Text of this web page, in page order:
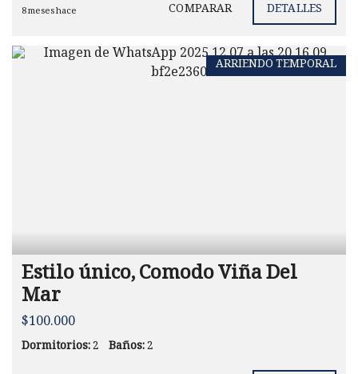
8 meses hace COMPARAR DETALLES
ARRIENDO TEMPORAL
Estilo único, Comodo Viña Del
Mar
$100.000
Dormitorios:2 Baños:2